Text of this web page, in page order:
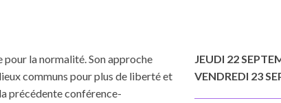
pour la normalité. Son approche
communs pour plus de liberté et
précédente conférence-
JEUDI 22
VENDREDI 23